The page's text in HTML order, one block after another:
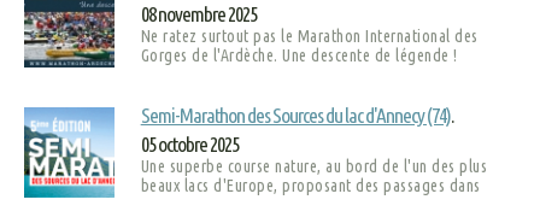
08 novembre 2025
Ne ratez surtout pas le Marathon International des
Gorges de l'Ardèche. Une descente de légende !
Semi-Marathon des Sources du lac d'Annecy (74).
05 octobre 2025
Une superbe course nature, au bord de l'un des plus
beaux lacs d'Europe, proposant des passages dans